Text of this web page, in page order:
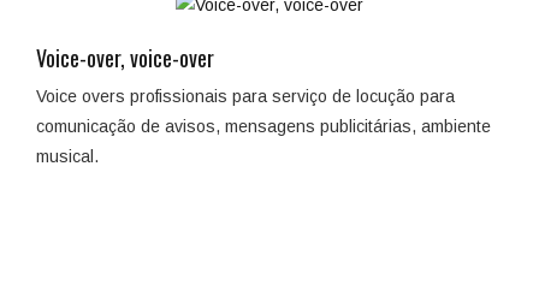
Voice-over, voice-over
Voice overs profissionais para serviço de locução para
comunicação de avisos, mensagens publicitárias, ambiente
musical.